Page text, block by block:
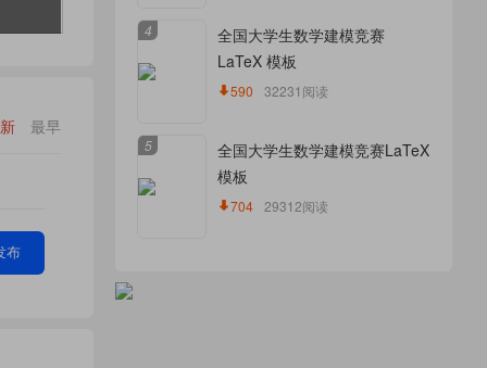
最早
布
4
全国大学生数学建模竞赛
LaTeX 模板
590 32231阅读
5
全国大学生数学建模竞赛LaTeX
模板
704 29312阅读